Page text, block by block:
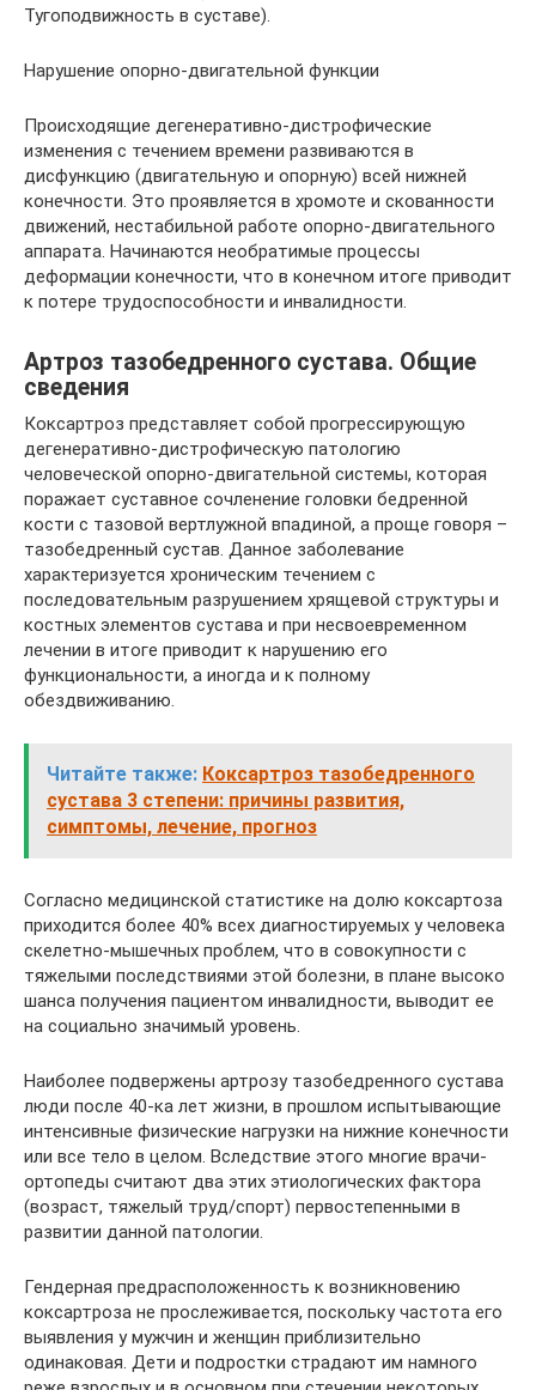
Тугоподвижность в суставе).
Нарушение опорно-двигательной функции
Происходящие дегенеративно-дистрофические
изменения с течением времени развиваются в
дисфункцию (двигательную и опорную) всей нижней
конечности. Это проявляется в хромоте и скованности
движений, нестабильной работе опорно-двигательного
аппарата. Начинаются необратимые процессы
деформации конечности, что в конечном итоге приводит
к потере трудоспособности и инвалидности.
Артроз тазобедренного сустава. Общие
сведения
Коксартроз представляет собой прогрессирующую
дегенеративно-дистрофическую патологию
человеческой опорно-двигательной системы, которая
поражает суставное сочленение головки бедренной
кости с тазовой вертлужной впадиной, а проще говоря –
тазобедренный сустав. Данное заболевание
характеризуется хроническим течением с
последовательным разрушением хрящевой структуры и
костных элементов сустава и при несвоевременном
лечении в итоге приводит к нарушению его
функциональности, а иногда и к полному
обездвиживанию.
Читайте также: Коксартроз тазобедренного
сустава 3 степени: причины развития,
симптомы, лечение, прогноз
Согласно медицинской статистике на долю коксартоза
приходится более 40% всех диагностируемых у человека
скелетно-мышечных проблем, что в совокупности с
тяжелыми последствиями этой болезни, в плане высоко
шанса получения пациентом инвалидности, выводит ее
на социально значимый уровень.
Наиболее подвержены артрозу тазобедренного сустава
люди после 40-ка лет жизни, в прошлом испытывающие
интенсивные физические нагрузки на нижние конечности
или все тело в целом. Вследствие этого многие врачи-
ортопеды считают два этих этиологических фактора
(возраст, тяжелый труд/спорт) первостепенными в
развитии данной патологии.
Гендерная предрасположенность к возникновению
коксартроза не прослеживается, поскольку частота его
выявления у мужчин и женщин приблизительно
одинаковая. Дети и подростки страдают им намного